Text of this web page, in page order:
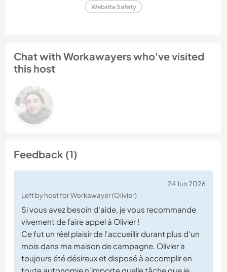
Website Safety
Chat with Workawayers who've visited
this host
Feedback (1)
24 Jun 2026
Left by host for Workawayer (Olivier)
Si vous avez besoin d'aide, je vous recommande
vivement de faire appel à Olivier !
Ce fut un réel plaisir de l'accueillir durant plus d'un
mois dans ma maison de campagne. Olivier a
toujours été désireux et disposé à accomplir en